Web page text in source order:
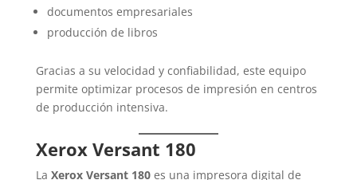
documentos empresariales
producción de libros
Gracias a su velocidad y confiabilidad, este equipo
permite optimizar procesos de impresión en centros
de producción intensiva.
Xerox Versant 180
La Xerox Versant 180es una impresora digital de